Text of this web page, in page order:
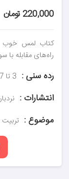
220,000 تومان
کتاب لمس خوب
راه‌های مقابله
رده سنی : 3 تا 7 سال
انتشارات :
موضوع :